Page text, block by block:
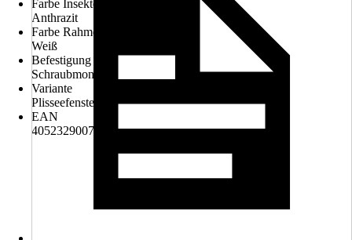
Farbe Insektenschutzgitter
Anthrazit
Farbe Rahmen
Weiß
Befestigung
Schraubmontage
Variante
Plisseefenster
EAN
4052329007204